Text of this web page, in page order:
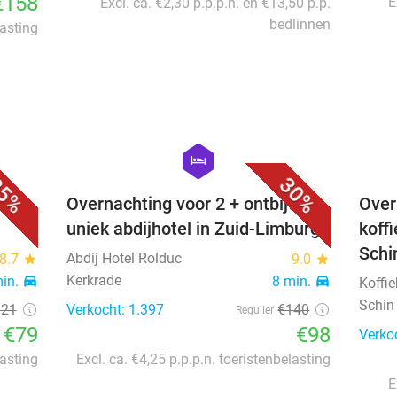
bedlinnen
8.7 star
directions_car
€79
30%
hexagon
hotel
Overnachting voor 2 + ontbijt in
uniek abdijhotel in Zuid-Limburg
Abdij Hotel Rolduc 9.0 star
Kerkrade 8 min. directions_car
Verkocht: 1.397 Regulier €140
€98
Excl. ca. €4,25 p.p.p.n. toeristenbelasting
Schin